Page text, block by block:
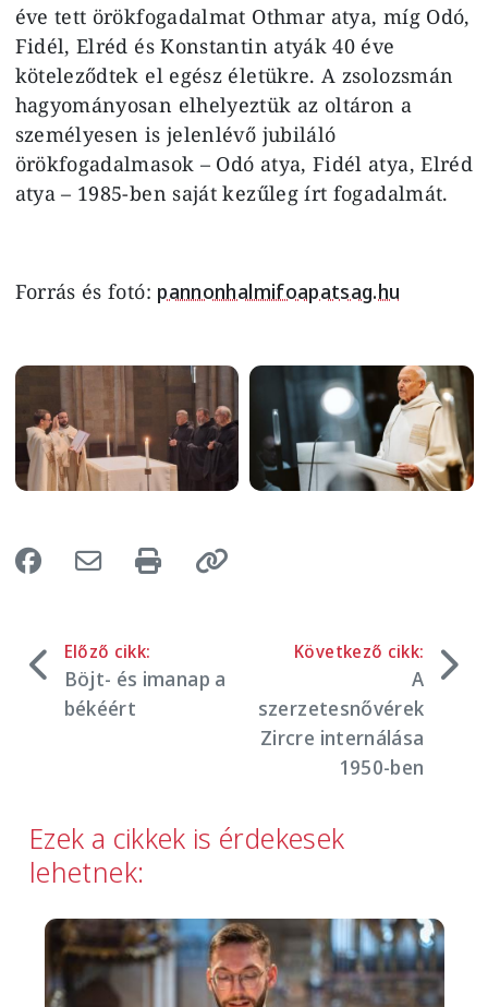
éve tett örökfogadalmat Othmar atya, míg Odó,
Fidél, Elréd és Konstantin atyák 40 éve
köteleződtek el egész életükre. A zsolozsmán
hagyományosan elhelyeztük az oltáron a
személyesen is jelenlévő jubiláló
örökfogadalmasok – Odó atya, Fidél atya, Elréd
atya – 1985-ben saját kezűleg írt fogadalmát.
Forrás és fotó: pannonhalmifoapatsag.hu
Image Image
Előző cikk:
Böjt- és imanap a
békéért
Következő cikk:
A
szerzetesnővérek
Zircre internálása
1950-ben
Ezek a cikkek is érdekesek
lehetnek:
Image